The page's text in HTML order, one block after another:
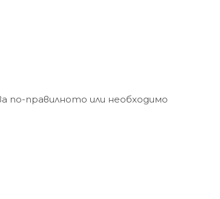
по-правилното или необходимо